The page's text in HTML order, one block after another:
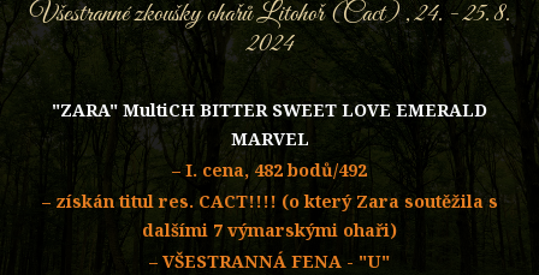
Všestranné zkoušky ohařů Litohoř (Cact) , 24. - 25. 8.
2024
"ZARA" MultiCH BITTER SWEET LOVE EMERALD
MARVEL
– I. cena, 482 bodů/492
– získán titul res. CACT!!!! (o který Zara soutěžila s
dalšími 7 výmarskými ohaři)
– VŠESTRANNÁ FENA - "U"